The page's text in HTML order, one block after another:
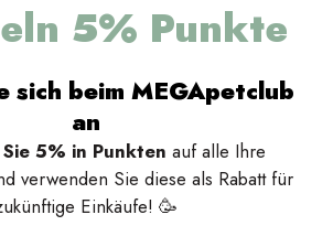
5% Punkte
sich beim MEGApetclub
an
5% in Punkten auf alle Ihre
verwenden Sie diese als Rabatt für
Einkäufe! 🥳